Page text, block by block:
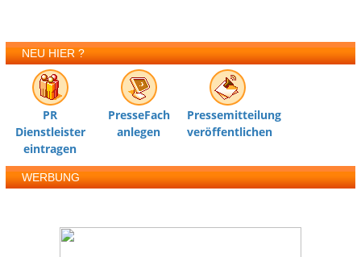
NEU HIER ?
PR
Dienstleister
eintragen
PresseFach
anlegen
Pressemitteilung
veröffentlichen
WERBUNG